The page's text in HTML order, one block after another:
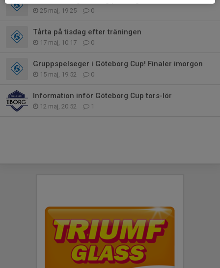
25 maj, 19:25 0
Tårta på tisdag efter träningen
17 maj, 10:17 0
Gruppspelseger i Göteborg Cup! Finaler imorgon
15 maj, 19:52 0
Information inför Göteborg Cup tors-lör
12 maj, 20:52 1